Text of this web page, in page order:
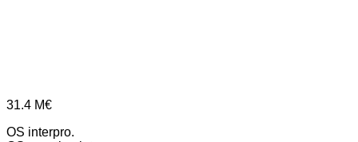
31.4 M€
OS interpro.